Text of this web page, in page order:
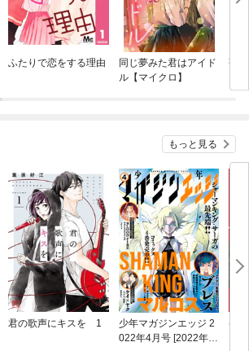
ふたりで恋をする理由
同じ夢みた君はアイド
ル【マイクロ】
蒼
もっと見る
君の歌声にキスを 1
少年マガジンエッジ 2
022年4月号 [2022年3
ケ